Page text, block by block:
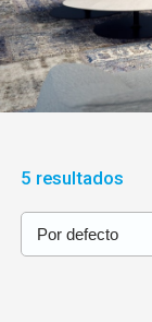
5 resultados